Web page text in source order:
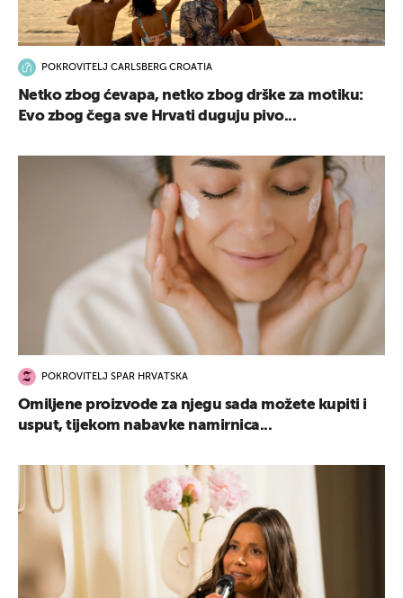
POKROVITELJ CARLSBERG CROATIA
Netko zbog ćevapa, netko zbog drške za motiku:
Evo zbog čega sve Hrvati duguju pivo...
POKROVITELJ SPAR HRVATSKA
Omiljene proizvode za njegu sada možete kupiti i
usput, tijekom nabavke namirnica...